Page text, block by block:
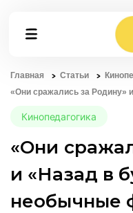
Главная Статьи
«Они сражались за
Кинопедагогика
«Они
и «Назад в
необычные